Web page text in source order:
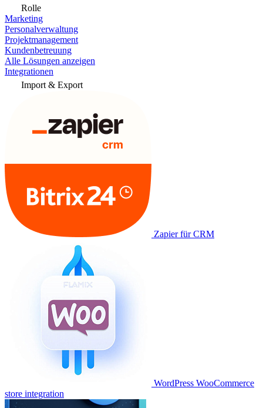
Rolle
Marketing
Personalverwaltung
Projektmanagement
Kundenbetreuung
Alle Lösungen anzeigen
Integrationen
Import & Export
Zapier für CRM
WordPress WooCommerce
store integration